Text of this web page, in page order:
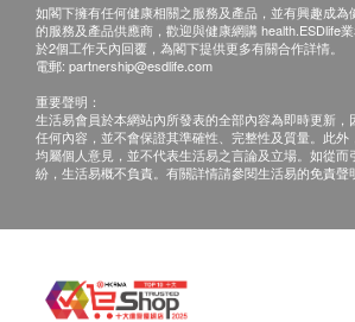
如閣下擁有任何健康相關之服務及產品，並有興趣成為
的服務及產品供應商，歡迎與健康網購 health.ESDlife
於2個工作天內回覆，為閣下提供更多有關合作詳情。
電郵: partnership@esdlife.com
重要聲明：
生活易會員於本網站內所發表的全部內容為即時更新，
任何內容，並不會保證其準確性、完整性及質量。此外
均屬個人意見，並不代表生活易之言論及立場。如從而
紛，生活易概不負責。有關詳情請參閱生活易的免責聲